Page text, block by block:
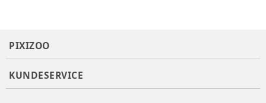
PIXIZOO
KUNDESERVICE